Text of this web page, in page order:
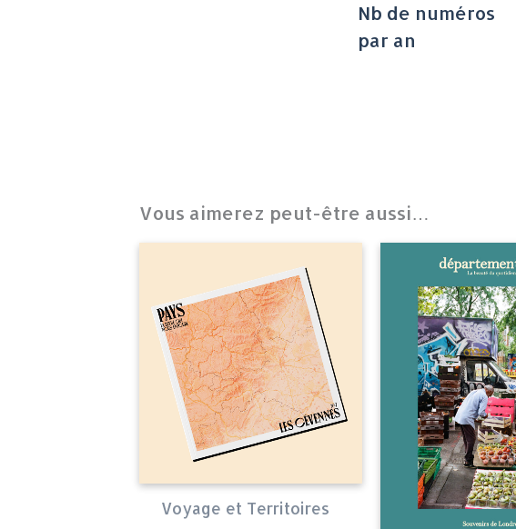
Nb de numéros
par an
Vous aimerez peut-être aussi…
Voyage et Territoires